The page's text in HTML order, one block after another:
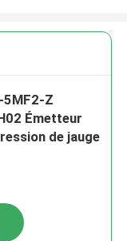
Z
Émetteur
de jauge